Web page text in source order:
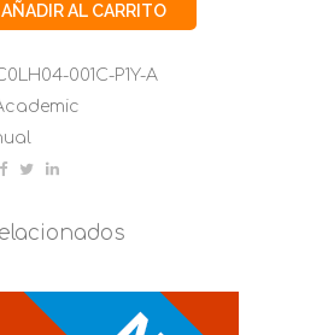
AÑADIR AL CARRITO
001C-P1Y-A